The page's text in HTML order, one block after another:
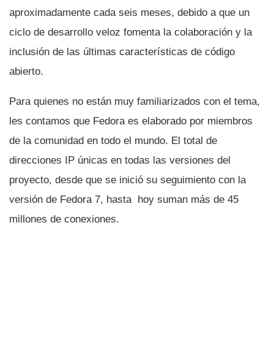
aproximadamente cada seis meses, debido a que un
ciclo de desarrollo veloz fomenta la colaboración y la
inclusión de las últimas caracterí­sticas de código
abierto.
Para quienes no están muy familiarizados con el tema,
les contamos que Fedora es elaborado por miembros
de la comunidad en todo el mundo. El total de
direcciones IP únicas en todas las versiones del
proyecto, desde que se inició su seguimiento con la
versión de Fedora 7, hasta hoy suman más de 45
millones de conexiones.